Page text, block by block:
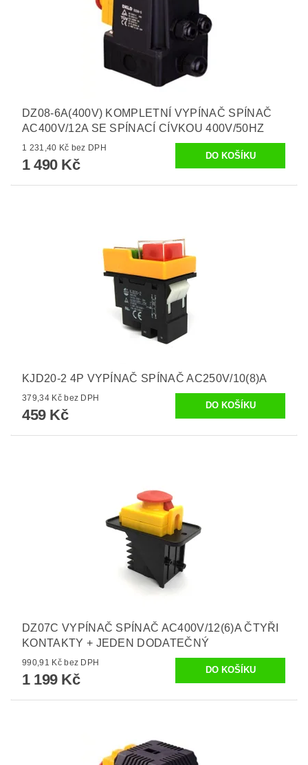
DZ08-6A(400V) KOMPLETNÍ VYPÍNAČ SPÍNAČ
AC400V/12A SE SPÍNACÍ CÍVKOU 400V/50HZ
1 231,40 Kč bez DPH
1 490 Kč
KJD20-2 4P VYPÍNAČ SPÍNAČ AC250V/10(8)A
379,34 Kč bez DPH
459 Kč
DZ07C VYPÍNAČ SPÍNAČ AC400V/12(6)A ČTYŘI
KONTAKTY + JEDEN DODATEČNÝ
990,91 Kč bez DPH
1 199 Kč